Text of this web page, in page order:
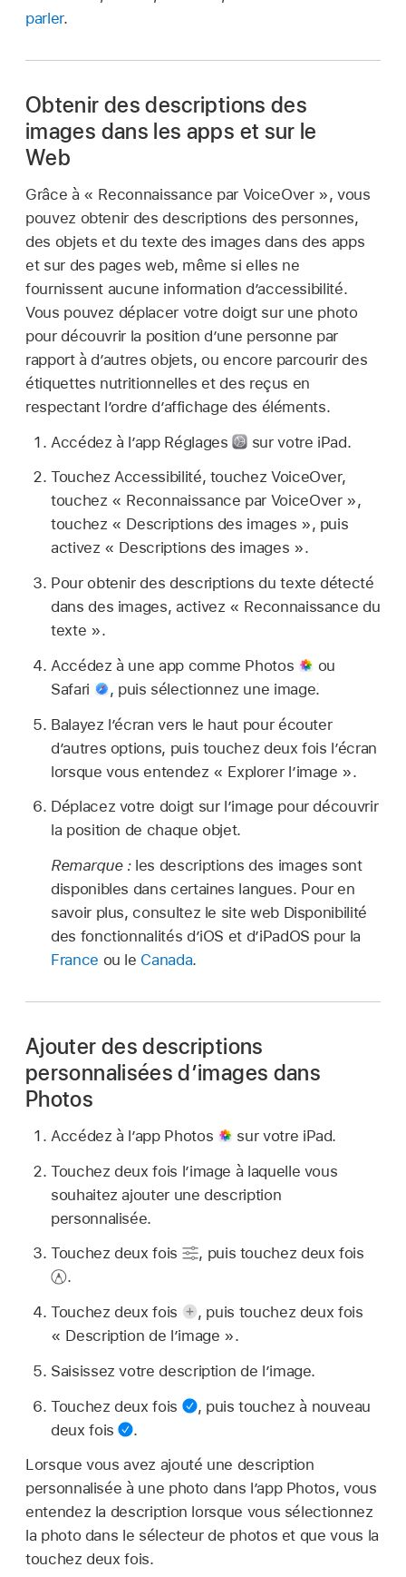
parler.
Obtenir des descriptions des
images dans les apps et sur le
Web
Grâce à « Reconnaissance par VoiceOver », vous
pouvez obtenir des descriptions des personnes,
des objets et du texte des images dans des apps
et sur des pages web, même si elles ne
fournissent aucune information d’accessibilité.
Vous pouvez déplacer votre doigt sur une photo
pour découvrir la position d’une personne par
rapport à d’autres objets, ou encore parcourir des
étiquettes nutritionnelles et des reçus en
respectant l’ordre d’affichage des éléments.
Accédez à l’app Réglages
sur votre iPad.
Touchez Accessibilité, touchez VoiceOver,
touchez « Reconnaissance par VoiceOver »,
touchez « Descriptions des images », puis
activez « Descriptions des images ».
Pour obtenir des descriptions du texte détecté
dans des images, activez « Reconnaissance du
texte ».
Accédez à une app comme Photos
ou
Safari
, puis sélectionnez une image.
Balayez l’écran vers le haut pour écouter
d’autres options, puis touchez deux fois l’écran
lorsque vous entendez « Explorer l’image ».
Déplacez votre doigt sur l’image pour découvrir
la position de chaque objet.
Remarque : les descriptions des images sont
disponibles dans certaines langues. Pour en
savoir plus, consultez le site web Disponibilité
des fonctionnalités d’iOS et d’iPadOS pour la
France ou le Canada.
Ajouter des descriptions
personnalisées d’images dans
Photos
Accédez à l’app Photos
sur votre iPad.
Touchez deux fois l’image à laquelle vous
souhaitez ajouter une description
personnalisée.
Touchez deux fois
, puis touchez deux fois
.
Touchez deux fois
, puis touchez deux fois
« Description de l’image ».
Saisissez votre description de l’image.
Touchez deux fois
, puis touchez à nouveau
deux fois
.
Lorsque vous avez ajouté une description
personnalisée à une photo dans l’app Photos, vous
entendez la description lorsque vous sélectionnez
la photo dans le sélecteur de photos et que vous la
touchez deux fois.